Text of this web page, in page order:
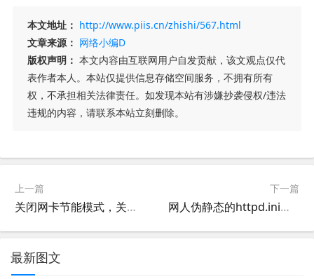
本文地址： http://www.piis.cn/zhishi/567.html
文章来源： 网络小编D
版权声明： 本文内容由互联网用户自发贡献，该文观点仅代
表作者本人。本站仅提供信息存储空间服务，不拥有所有
权，不承担相关法律责任。如发现本站有涉嫌抄袭侵权/违法
违规的内容，请联系本站立刻删除。
上一篇
关闭网卡节能模式，关闭网卡电源管理节约电源模式，关闭网卡省电模式
下一篇
网人伪静态的httpd.ini修改为.htaccess的规则(网人.htaccess伪静态规则)
最新图文